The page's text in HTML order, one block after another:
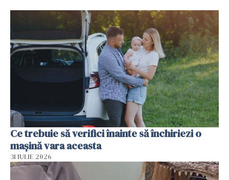
Ce trebuie să verifici înainte să închiriezi o
mașină vara aceasta
31 IULIE 2026